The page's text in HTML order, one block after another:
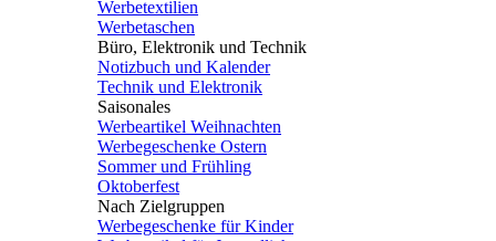
Werbetextilien
Werbetaschen
Büro, Elektronik und Technik
Notizbuch und Kalender
Technik und Elektronik
Saisonales
Werbeartikel Weihnachten
Werbegeschenke Ostern
Sommer und Frühling
Oktoberfest
Nach Zielgruppen
Werbegeschenke für Kinder